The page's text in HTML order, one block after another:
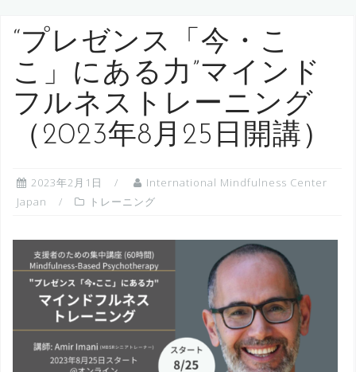
“プレゼンス「今・こ
こ」にある力”マインド
フルネストレーニング
（2023年8月25日開講）
2023年2月1日
International Mindfulness Center
Japan
トレーニング